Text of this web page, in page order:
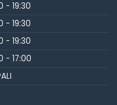
- 19:30
- 19:30
- 19:30
- 17:00